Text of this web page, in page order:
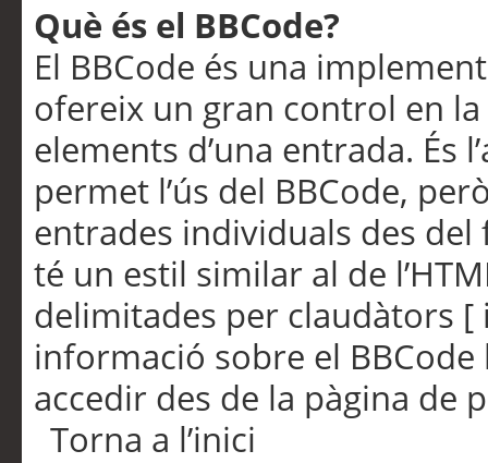
Què és el BBCode?
El BBCode és una
ofereix un gran control en
elements d’una entrada. És
permet l’ús del BBCode,
entrades individuals des
té un estil similar al de
delimitades per claudàtors [
informació sobre el
accedir des de la pàgina de
Torna a l’inici